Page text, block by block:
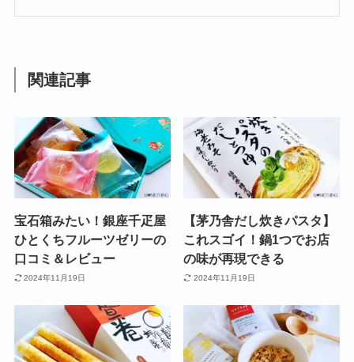
関連記事
宝石箱みたい！銀座千疋屋
ひとくちフルーツゼリーの
口コミ＆レビュー
2024年11月19日
【茅乃舎だし炊きパスタ】
これスゴイ！鍋1つでお店
の味が再現できる
2024年11月19日